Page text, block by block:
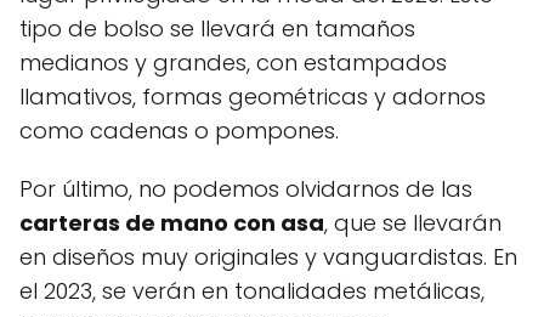
tipo de bolso se llevará en tamaños
medianos y grandes, con estampados
llamativos, formas geométricas y adornos
como cadenas o pompones.
Por último, no podemos olvidarnos de las
carteras de mano con asa, que se llevarán
en diseños muy originales y vanguardistas. En
el 2023, se verán en tonalidades metálicas,